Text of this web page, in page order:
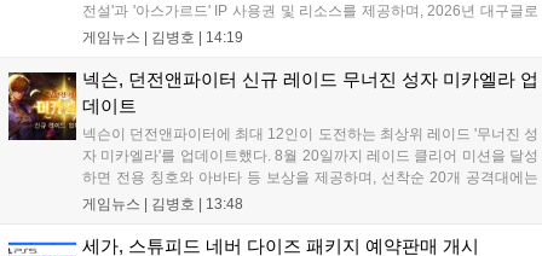
전설'과 '아스가르드' IP 사용권 및 리소스를 제공하며, 2026년 대구글로
벌게임센터 제작지원 사업으로 추진된다. 넥슨은 심사에 직접 참여해 완
장을 위한 협력을 지속 확대해 나갈 방침이다....
게임뉴스 | 김병호 14:19
넥슨, 던전앤파이터 신규 레이드 무너진 성자 미카엘라 업
데이트
넥슨이 던전앤파이터에 최대 12인이 도전하는 최상위 레이드 '무너진 성
자 미카엘라'를 업데이트했다. 8월 20일까지 레이드 클리어 미션을 달성
하면 전용 칭호와 아바타 등 보상을 제공하며, 선착순 20개 공격대에는
명예 보상을 지급한다. 또한 9월 10일까지 서비스 21주년 기념 이벤트가
임인 아라드 수족관 메이커를 통해 다양한 아이템을 교환할 수 있다. 상
게임뉴스 | 김병호 13:48
세가, 스튜피드 네버 다이즈 패키지 예약판매 개시